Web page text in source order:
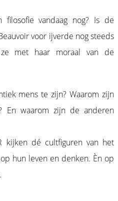
vandaag nog? Is de
voor ijverde nog steeds
met haar moraal van de
mens te zijn? Waarom zijn
En waarom zijn de anderen
kijken dé cultfiguren van het
hun leven en denken. Èn op